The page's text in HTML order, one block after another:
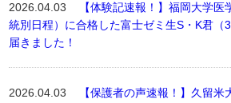
2026.04.03
【体験記速報！】福岡大学
統別日程）に合格した富士ゼミ生S・K君（
届きました！
2026.04.03
【保護者の声速報！】久留